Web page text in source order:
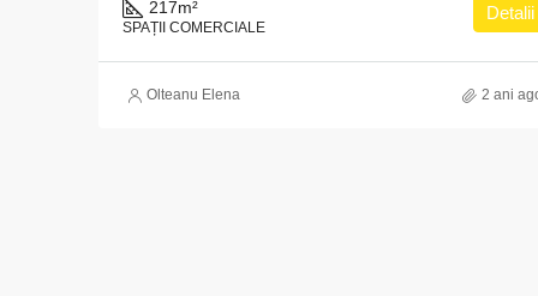
217m²
SPAȚII COMERCIALE
Detalii
Olteanu Elena 2 ani